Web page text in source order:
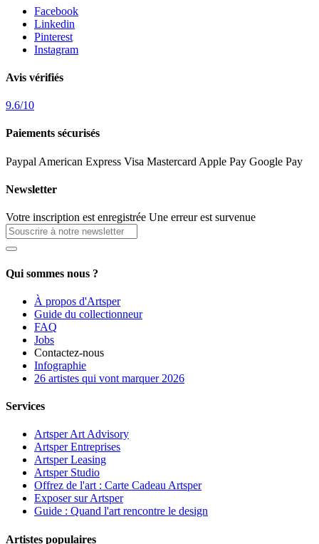
Facebook
Linkedin
Pinterest
Instagram
Avis vérifiés
9.6/10
Paiements sécurisés
Paypal American Express Visa Mastercard Apple Pay Google Pay
Newsletter
Votre inscription est enregistrée Une erreur est survenue
Qui sommes nous ?
À propos d'Artsper
Guide du collectionneur
FAQ
Jobs
Contactez-nous
Infographie
26 artistes qui vont marquer 2026
Services
Artsper Art Advisory
Artsper Entreprises
Artsper Leasing
Artsper Studio
Offrez de l'art : Carte Cadeau Artsper
Exposer sur Artsper
Guide : Quand l'art rencontre le design
Artistes populaires